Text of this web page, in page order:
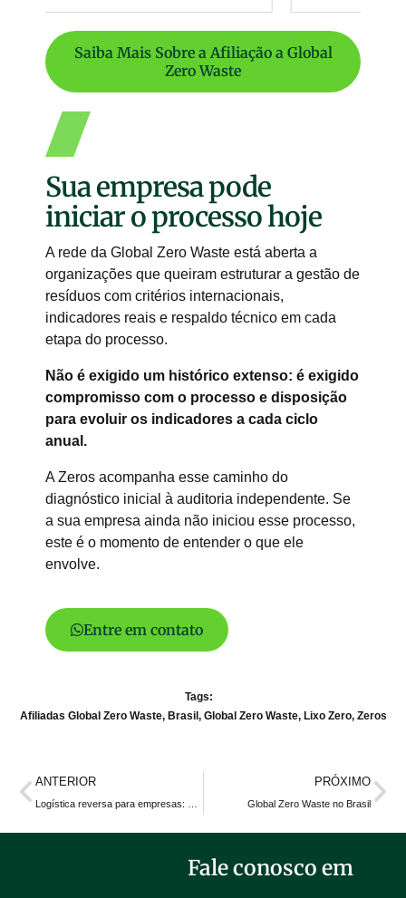
Saiba Mais Sobre a Afiliação a Global
Zero Waste
Sua empresa pode
iniciar o processo hoje
A rede da Global Zero Waste está aberta a
organizações que queiram estruturar a gestão de
resíduos com critérios internacionais,
indicadores reais e respaldo técnico em cada
etapa do processo.
Não é exigido um histórico extenso: é exigido
compromisso com o processo e disposição
para evoluir os indicadores a cada ciclo
anual.
A Zeros acompanha esse caminho do
diagnóstico inicial à auditoria independente. Se
a sua empresa ainda não iniciou esse processo,
este é o momento de entender o que ele
envolve.
Entre em contato
Tags:
Afiliadas Global Zero Waste, Brasil, Global Zero Waste, Lixo Zero, Zeros
ANTERIOR PRÓXIMO
Global Zero Waste no Brasil
Fale conosco em